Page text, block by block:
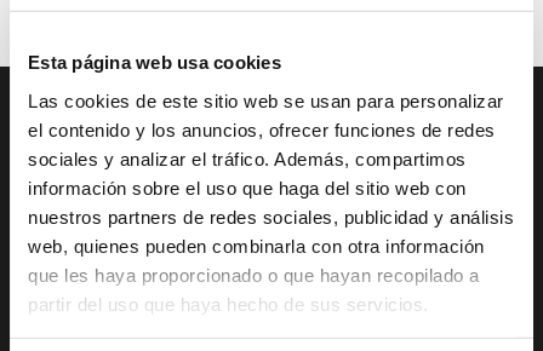
Esta página web usa cookies
Las cookies de este sitio web se usan para personalizar
el contenido y los anuncios, ofrecer funciones de redes
sociales y analizar el tráfico. Además, compartimos
información sobre el uso que haga del sitio web con
nuestros partners de redes sociales, publicidad y análisis
web, quienes pueden combinarla con otra información
que les haya proporcionado o que hayan recopilado a
partir del uso que haya hecho de sus servicios.
DESCUBRE XÀBIA
Mirador Virtual
Cultura y Patrimonio
Paseo por Xàbia
Histórica
El Port de Xàbia,
QUÉ HACER
Eventos todo el año
Actividades
deportivas
Ruta del Arte